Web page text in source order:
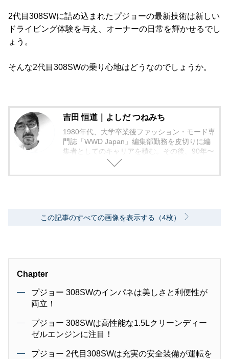
2代目308SWに詰め込まれたプジョーの最新技術は新しい
ドライビング体験を与え、オーナーの日常を輝かせるでし
ょう。
そんな2代目308SWの乗り心地はどうなのでしょうか。
吉田 恒道｜よしだ つねみち
1980年代、大学卒業後ファッション・モード専
門誌「WWD Japan」編集部勤務を皮切りに編
集者としてのキャリアを積む。その後、90年〜
2000年代、中堅出版社ダイヤモンド社の自動車
この記事のすべての画像を表示する（4枚）
Chapter
プジョー 308SWのインパネは美しさと利便性が
両立！
プジョー 308SWは高性能な1.5Lクリーンディー
ゼルエンジンに注目！
プジョー 2代目308SWは充実の安全装備が運転を